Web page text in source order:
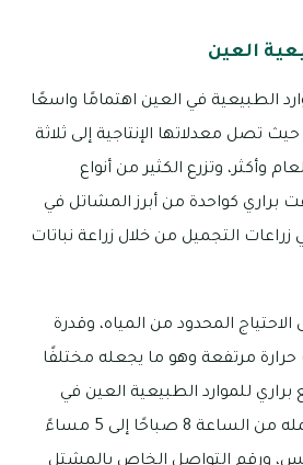
العين
الطبيعية في العين اهتمامًا واسعًا
تصل معدلاتها الإنتاجية إلى ثلاثة
وأكثر، وتزرع الكثير من أنواع
براري كواحدة من أبرز المشاتل في
التجميل من خلال زراعة نباتات
المحدود من المياه، وقدرة
مرتفعة وهو ما يجعله مختلفًا
براري للموارد الطبيعية العين في
الهيلي، وتبدأ ساعات عمله من الساعة 8 صباحًا إلى 5 مساءً
ورقم التواصل الخاص بالمشتل